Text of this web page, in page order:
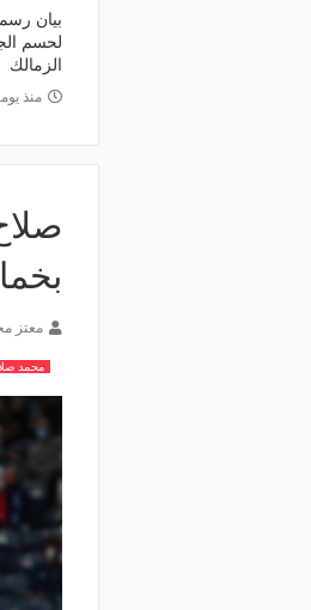
بيان
لحسم
الزمالك
منذ
معتز
محمد